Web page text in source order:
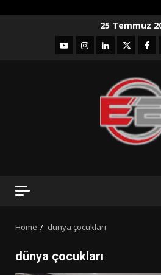
25 Temmuz
YouTubeInstagram
LinkedIntwitter
Home dünya çocukları
dünya çocukları